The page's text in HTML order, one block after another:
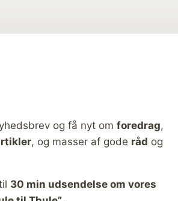
og få nyt om foredrag,
, og masser af gode råd og
30 min udsendelse om vores